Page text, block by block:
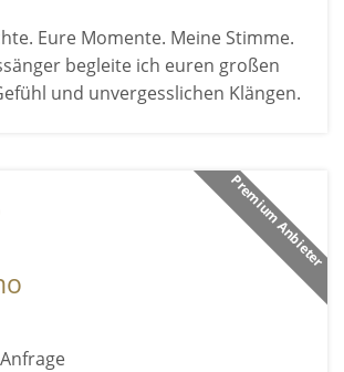
Eure Momente. Meine Stimme.
begleite ich euren großen
und unvergesslichen Klängen.
Premium Anbieter